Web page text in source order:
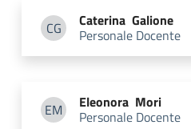
CGCaterina Galione
Caterina Galione
Personale Docente
EMEleonora Mori
Eleonora Mori
Personale Docente